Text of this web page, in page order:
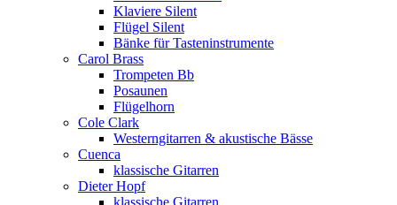
Klaviere Silent
Flügel Silent
Bänke für Tasteninstrumente
Carol Brass
Trompeten Bb
Posaunen
Flügelhorn
Cole Clark
Westerngitarren & akustische Bässe
Cuenca
klassische Gitarren
Dieter Hopf
klassische Gitarren